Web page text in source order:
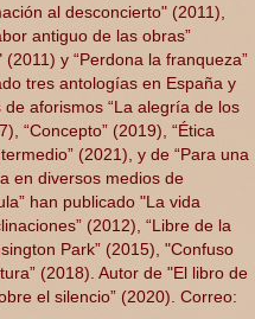
al desconcierto" (2011),
antiguo de las obras”
y “Perdona la franqueza”
tres antologías en España y
aforismos “La alegría de los
“Concepto” (2019), “Ética
(2021), y de “Para una
en diversos medios de
han publicado "La vida
(2012), “Libre de la
Park” (2015), "Confuso
(2018). Autor de "El libro de
el silencio” (2020). Correo: